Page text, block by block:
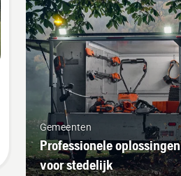
Gemeenten
Professionele oplossingen
voor stedelijk